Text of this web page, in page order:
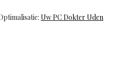
Uw PC Dokter Uden